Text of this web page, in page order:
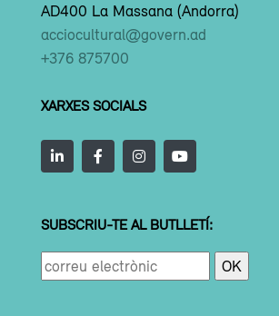
AD400 La Massana (Andorra)
acciocultural@govern.ad
+376 875700
XARXES SOCIALS
SUBSCRIU-TE AL BUTLLETÍ: